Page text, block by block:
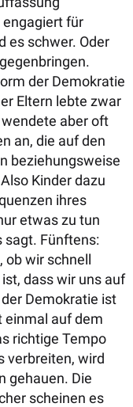
engagiert für
es schwer. Oder
der Demokratie
Eltern lebte zwar
aber oft
an, die auf den
beziehungsweise
Kinder dazu
ihres
etwas zu tun
sagt. Fünftens:
ob wir schnell
dass wir uns auf
Demokratie ist
einmal auf dem
richtige Tempo
verbreiten, wird
gehauen. Die
scheinen es